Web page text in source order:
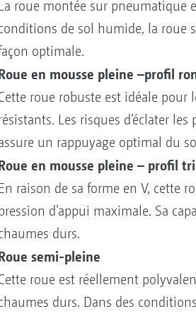
roue montée sur pneumatique
de sol humide, la roue
optimale.
en mousse pleine –profil
roue robuste est idéale pour
Les risques d’éclater
un rappuyage optimal du
en mousse pleine – profil
raison de sa forme en V, cette
d’appui maximale. Sa
durs.
semi-pleine
roue est réellement
durs. Dans des